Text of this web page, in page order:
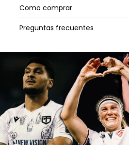
Como comprar
Preguntas frecuentes